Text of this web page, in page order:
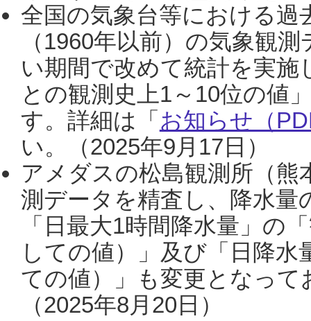
全国の気象台等における過
（1960年以前）の気象観
い期間で改めて統計を実
との観測史上1～10位の値
す。詳細は「 お知らせ（
い。（2025年9月17日）
アメダスの松島観測所（熊
測データを精査し、降水
「日最大1時間降水量」の
しての値）」及び「日降
ての値）」も変更となっ
（2025年8月20日）